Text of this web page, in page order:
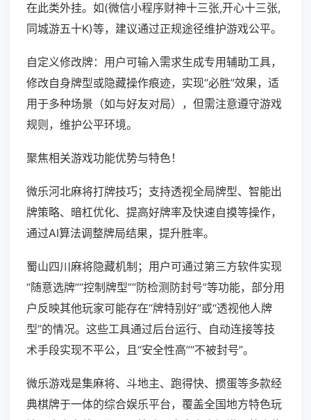
在此类外挂。如(微信小程序财神十三张,开心十三张,
同城游五十K)等，建议通过正规途径维护游戏公平。
自定义修改牌：用户可输入需求生成专用辅助工具，
修改自身牌型或隐藏操作痕迹，实现“必胜”效果，适
用于多种场景（如与好友对局），但需注意遵守游戏
规则，维护公平环境。
聚焦相关游戏功能优势与特色！
微乐河北麻将打牌技巧；支持透视全局牌型、智能出
牌策略、暗杠优化、提高好牌率及快速自摸等操作，
通过AI算法调整牌局结果，提升胜率。
蜀山四川麻将隐藏机制；用户可通过第三方软件实现
“随意选牌”“控制牌型”“防检测防封号”等功能，部分用
户反映其他玩家可能存在“牌特别好”或“透视他人牌
型”的情况。这些工具通过后台运行、自动连接等技
术手段实现不平公，且“安全性高”“不被封号”。
微乐游戏是集麻将、斗地主、跑得快、掼蛋等多款经
典棋牌于一体的综合娱乐平台，覆盖全国地方特色玩